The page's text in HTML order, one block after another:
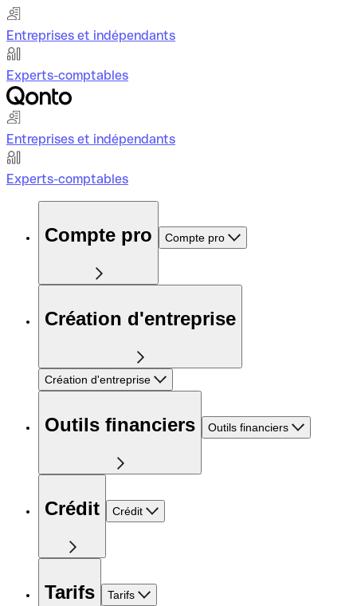
Entreprises et indépendants
Experts-comptables
Entreprises et indépendants
Experts-comptables
Compte pro Compte pro
Création d'entreprise
Création d'entreprise
Outils financiers Outils financiers
Crédit Crédit
Tarifs Tarifs